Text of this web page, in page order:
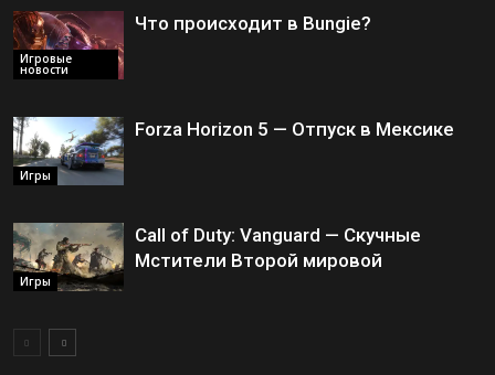
Игровые
новости
Что происходит в Bungie?
Игры
Forza Horizon 5 — Отпуск в Мексике
Игры
Call of Duty: Vanguard — Скучные
Мстители Второй мировой